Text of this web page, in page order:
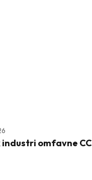
omfavne